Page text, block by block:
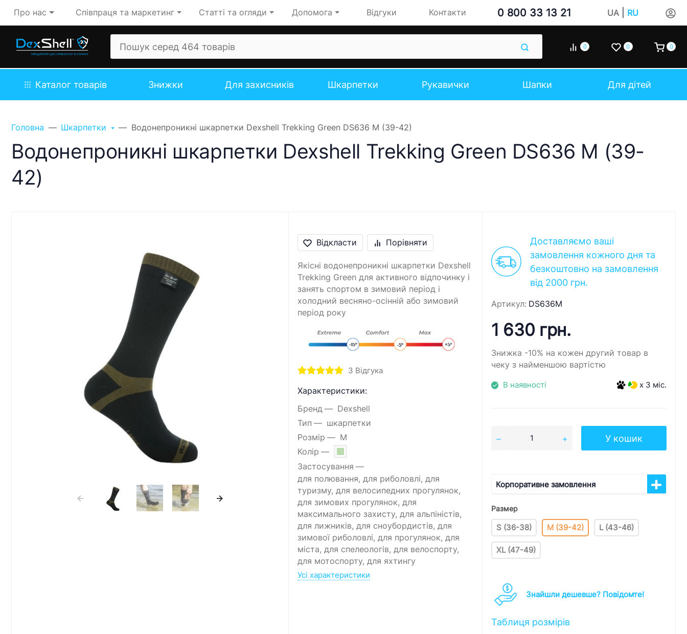
Про нас Співпраця та маркетинг Статті та огляди Допомога Відгуки Контакти 0 800 33 13 21 UA| RU
0 0 0
Каталог товарів Знижки Для захисників Шкарпетки Рукавички Шапки Для дітей
Головна Шкарпетки Водонепроникні шкарпетки Dexshell Trekking Green DS636 M (39-42)
Водонепроникні шкарпетки Dexshell Trekking Green DS636 M (39-
42)
Відкласти Порівняти
Якісні водонепроникні шкарпетки Dexshell
Trekking Green для активного відпочинку і
занять спортом в зимовий період і
холодний весняно-осінній або зимовий
період року
3 Відгука
Характеристики:
Бренд
Dexshell
Тип
шкарпетки
Розмір
M
Колір
Застосування
для полювання, для риболовлі, для
туризму, для велосипедних прогулянок,
для зимових прогулянок, для
максимального захисту, для альпіністів,
для лижників, для сноубордистів, для
зимової риболовлі, для прогулянок, для
міста, для спелеологів, для велоспорту,
для мотоспорту, для яхтингу
Усі характеристики
Доставляємо ваші
замовлення кожного дня та
безкоштовно на замовлення
від 2000 грн.
Артикул: DS636M
1 630 грн.
Знижка -10% на кожен другий товар в
чеку з найменшою вартістю
В наявності x 3 міс.
У кошик
Корпоративне замовлення
Размер
S (36-38) M (39-42) L (43-46)
XL (47-49)
Знайшли дешевше? Повідомте!
Таблиця розмірів